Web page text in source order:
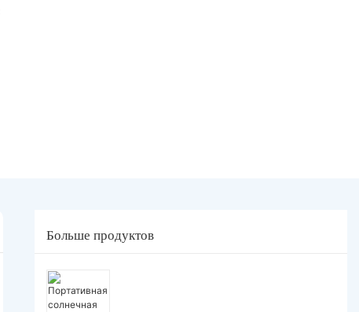
Больше продуктов